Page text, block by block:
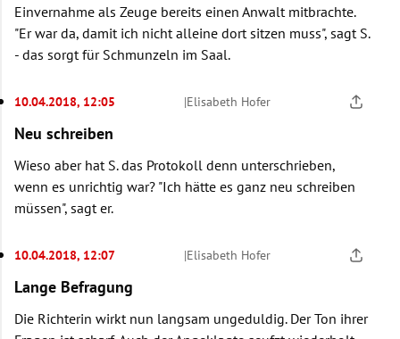
Einvernahme als Zeuge bereits einen Anwalt mitbrachte.
"Er war da, damit ich nicht alleine dort sitzen muss", sagt S.
- das sorgt für Schmunzeln im Saal.
10.04.2018, 12:05 |Elisabeth Hofer
Neu schreiben
Wieso aber hat S. das Protokoll denn unterschrieben,
wenn es unrichtig war? "Ich hätte es ganz neu schreiben
müssen", sagt er.
10.04.2018, 12:07 |Elisabeth Hofer
Lange Befragung
Die Richterin wirkt nun langsam ungeduldig. Der Ton ihrer